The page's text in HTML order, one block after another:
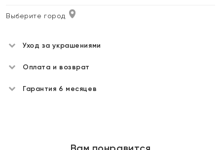
Выберите город
Уход за украшениями
Оплата и возврат
Гарантия 6 месяцев